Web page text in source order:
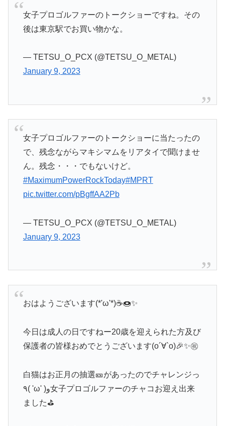
女子プロゴルファーのトークショーですね。その
後は東京駅でお買い物かな。
— TETSU_O_PCX (@TETSU_O_METAL)
January 9, 2023
女子プロゴルファーのトークショーに当たったの
で、残念ながらマキシマムをリアタイで聞けませ
ん。残念・・・でもないけど。
#MaximumPowerRockToday#MPRT
pic.twitter.com/pBgffAA2Pb
— TETSU_O_PCX (@TETSU_O_METAL)
January 9, 2023
おはようございます(*'ω'*)☕️🍩✨
今日は成人の日ですねー20歳を迎えられた方及び
保護者の皆様おめでとうございます(о´∀`о)🎉✨㊗️
白猫はお正月の抽選🎫があったのでチャレンジっ
٩( 'ω' )و女子プロゴルファーのチャコお迎え出来
ました⛳️